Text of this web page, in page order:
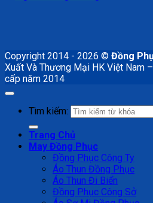
Copyright 2014 - 2026 © Đồng
Xuất Và Thương Mại HK Việt Nam
cấp năm 2014
Tìm kiếm:
Trang Chủ
May Đồng Phục
Đồng Phục Công Ty
Áo Thun Đồng Phục
Áo Thun Đi Biển
Đồng Phục Công Sở